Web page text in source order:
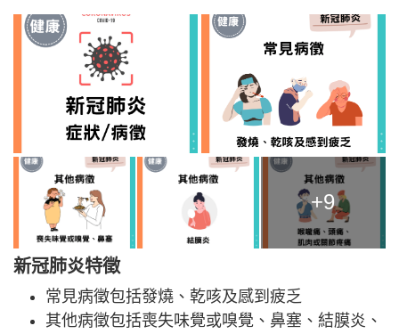
+9
新冠肺炎特徵
常見病徵包括發燒、乾咳及感到疲乏
其他病徵包括喪失味覺或嗅覺、鼻塞、結膜炎、